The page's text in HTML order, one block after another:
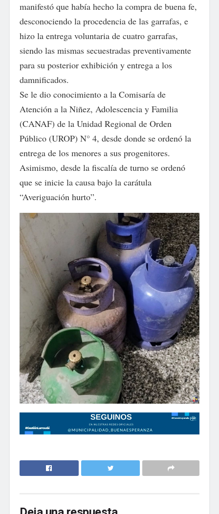
manifestó que había hecho la compra de buena fe,
desconociendo la procedencia de las garrafas, e
hizo la entrega voluntaria de cuatro garrafas,
siendo las mismas secuestradas preventivamente
para su posterior exhibición y entrega a los
damnificados.
Se le dio conocimiento a la Comisaría de
Atención a la Niñez, Adolescencia y Familia
(CANAF) de la Unidad Regional de Orden
Público (UROP) N° 4, desde donde se ordenó la
entrega de los menores a sus progenitores.
Asimismo, desde la fiscalía de turno se ordenó
que se inicie la causa bajo la carátula
“Averiguación hurto”.